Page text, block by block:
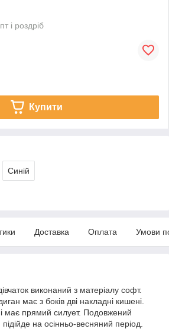
і роздріб
Купити
Синій
Доставка Оплата Умови
виконаний з матеріалу софт.
має з боків дві накладні кишені.
і має прямий силует. Подовжений
на осінньо-весняний період.